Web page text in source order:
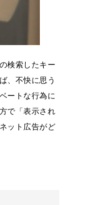
検索したキー
、不快に思う
ートな行為に
で「表示され
ット広告がど